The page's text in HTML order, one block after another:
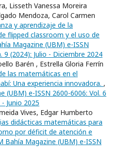
Lisseth Vanessa Moreira
Mendoza, Carol Carmen
y aprendizaje de la
flipped classroom y el uso de
Magazine (UBM) e-ISSN
9 (2024): Julio - Diciembre 2024
Barén , Estrella Gloria Ferrín
las matemáticas en el
Una experiencia innovadora. ,
(UBM) e-ISSN 2600-6006: Vol. 6
Junio 2025
Vives, Edgar Humberto
didácticas matemáticas para
por déficit de atención e
Bahía Magazine (UBM) e-ISSN